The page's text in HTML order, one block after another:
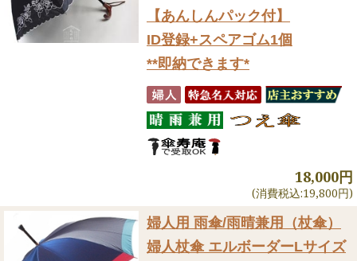
【あんしんパック付】
ID登録+スペアゴム1個
**即納できます*
18,000円
(消費税込:19,800円)
婦人用 雨傘/雨晴兼用（杖傘）
婦人杖傘 エルボーダーLサイズ